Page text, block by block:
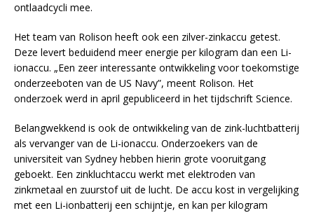
ontlaadcycli mee.
Het team van Rolison heeft ook een zilver-zinkaccu getest.
Deze levert beduidend meer energie per kilogram dan een Li-
ionaccu. „Een zeer interessante ontwikkeling voor toekomstige
onderzeeboten van de US Navy”, meent Rolison. Het
onderzoek werd in april gepubliceerd in het tijdschrift Science.
Belangwekkend is ook de ontwikkeling van de zink-luchtbatterij
als vervanger van de Li-ionaccu. Onderzoekers van de
universiteit van Sydney hebben hierin grote vooruitgang
geboekt. Een zinkluchtaccu werkt met elektroden van
zinkmetaal en zuurstof uit de lucht. De accu kost in vergelijking
met een Li-ionbatterij een schijntje, en kan per kilogram